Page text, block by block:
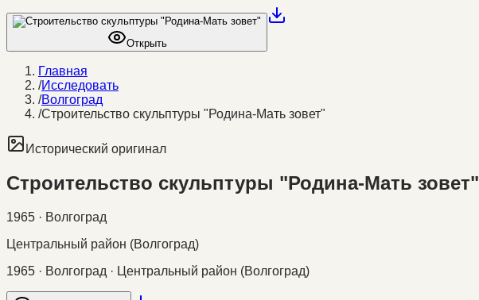
Открыть
Главная
/Исследовать
/Волгоград
/Строительство скульптуры "Родина-Мать зовет"
Исторический оригинал
Строительство скульптуры "Родина-Мать зовет"
1965 · Волгоград
Центральный район (Волгоград)
1965 · Волгоград · Центральный район (Волгоград)